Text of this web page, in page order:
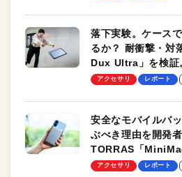
落下実験。ケース
るか？ 耐衝撃・対
Dux Ultra」を検証
のモバイルユース
アクセサリ レポート
安全なモバイルバ
ぶべき理由を開発者
TORRAS「
ーも
アクセサリ レポート